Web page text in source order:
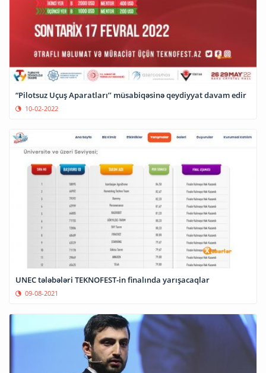
“Pilotsuz Uçuş Aparatları’’ müsabiqəsinə qeydiyyat davam edir
10-02-2022
UNEC tələbələri TEKNOFEST-in finalında yarışacaqlar
09-08-2021